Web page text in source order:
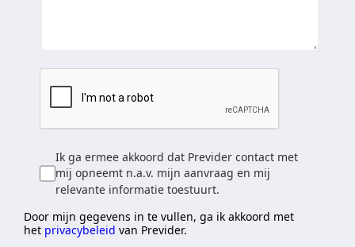
Ik ga ermee akkoord dat Previder contact met
mij opneemt n.a.v. mijn aanvraag en mij
relevante informatie toestuurt.
Door mijn gegevens in te vullen, ga ik akkoord met
het privacybeleid van Previder.